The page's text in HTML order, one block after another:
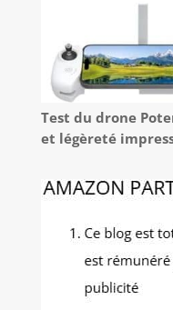
Test du drone
et légèreté